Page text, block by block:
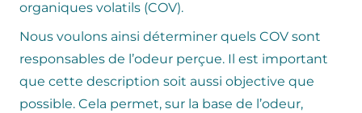
organiques volatils (COV).
Nous voulons ainsi déterminer quels COV sont
responsables de l’odeur perçue. Il est important
que cette description soit aussi objective que
possible. Cela permet, sur la base de l’odeur,